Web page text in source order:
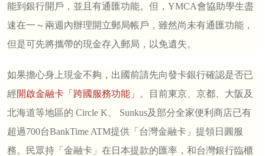
能到銀行開戶，並且有通匯功能。但， YMCA會協助學生盡
速在一～兩週內辦理開立郵局帳戶，雖然尚未有通匯功能，
但是可先將攜帶的現金存入郵局，以免遺失。
如果擔心身上現金不夠，出國前請先向發卡銀行確認是否已
經開啟金融卡「跨國服務功能」
。目前東京、京都、大阪及
北海道等地區的 Circle K Sunkus及部分全家便利商店已有
超過700台BankTime ATM提供「台灣金融卡」提領日圓服
務。
民眾持「金融卡」在日本提款的匯率，和台灣銀行臨櫃